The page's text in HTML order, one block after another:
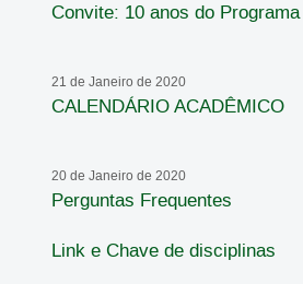
Convite: 10 anos do
21 de Janeiro de 2020
CALENDÁRIO ACADÊMICO
20 de Janeiro de 2020
Perguntas Frequentes
Link e Chave de disciplinas